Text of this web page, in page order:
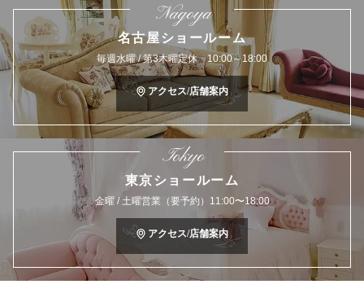
Nagoya
名古屋ショールーム
毎週水曜 / 第3木曜定休 10:00～18:00
アクセス/店舗案内
Tokyo
東京ショールーム
金曜 / 土曜営業（要予約）11:00〜18:00
アクセス/店舗案内